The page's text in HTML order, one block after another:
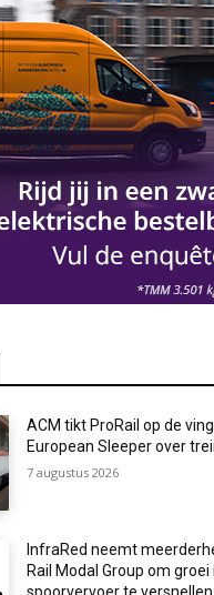
ACM tikt ProRail op de
European Sleeper over
7 augustus 2026
InfraRed neemt
Rail Modal Group om
spoorvervoer te versnellen